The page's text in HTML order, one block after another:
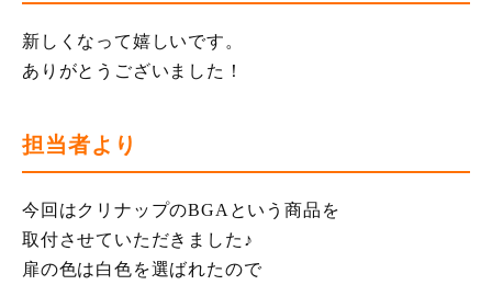
新しくなって嬉しいです。
ありがとうございました！
担当者より
今回はクリナップのBGAという商品を
取付させていただきました♪
扉の色は白色を選ばれたので